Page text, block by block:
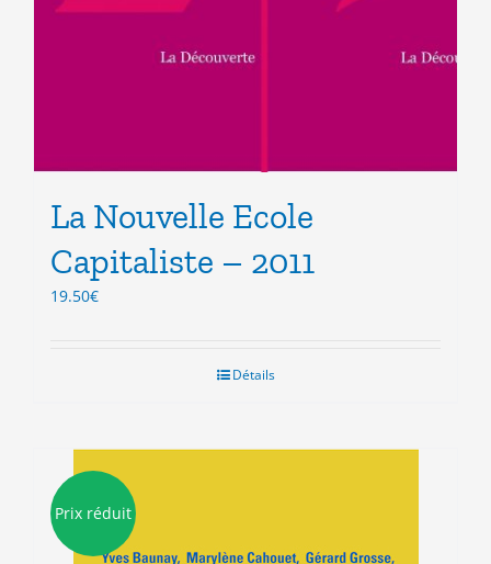
La Nouvelle Ecole
Capitaliste – 2011
19.50€
Détails
Prix réduit